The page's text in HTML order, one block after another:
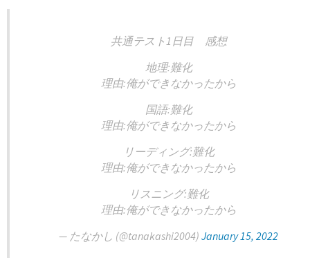
共通テスト1日目 感想
地理:難化
理由:俺ができなかったから
国語:難化
理由:俺ができなかったから
リーディング:難化
理由:俺ができなかったから
リスニング:難化
理由:俺ができなかったから
— たなかし (@tanakashi2004) January 15, 2022